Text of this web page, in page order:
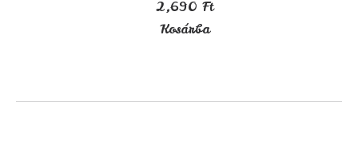
2,690 Ft
Kosárba